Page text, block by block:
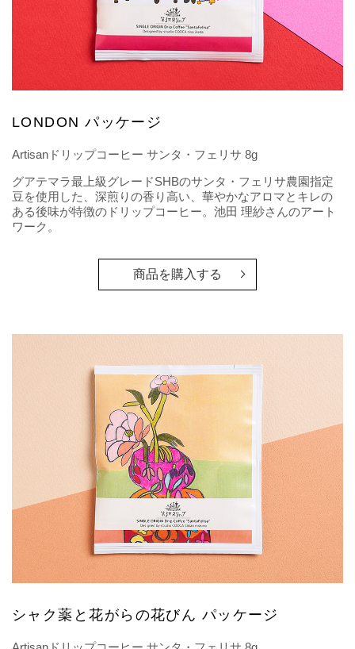
LONDON パッケージ
Artisanドリップコーヒー サンタ・フェリサ 8g
グアテマラ最上級グレードSHBのサンタ・フェリサ農園指定
豆を使用した、深煎りの香り高い、華やかなアロマとキレの
ある後味が特徴のドリップコーヒー。池田 理紗さんのアート
ワーク。
商品を購入する
シャク薬と花がらの花びん パッケージ